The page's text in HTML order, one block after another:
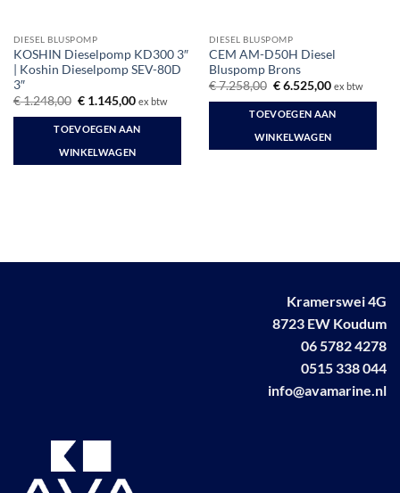
DIESEL BLUSPOMP
KOSHIN Dieselpomp KD300 3″
| Koshin Dieselpomp SEV-80D
3″
€1.248,00 Oorspronkelijke
was:
€ 1.248,00.
€1.145,00Huidige
is:
€ 1.145,00.
ex btw
TOEVOEGEN AAN
WINKELWAGEN
DIESEL BLUSPOMP
CEM AM-D50H Diesel
Bluspomp Brons
€7.258,00 Oorspronkelijke
was:
€ 7.258,00.
€6.525,00Huidige
is:
€ 6.525,00.
ex btw
TOEVOEGEN AAN
WINKELWAGEN
Kramerswei 4G
8723 EW Koudum
06 5782 4278
0515 338 044
info@avamarine.nl